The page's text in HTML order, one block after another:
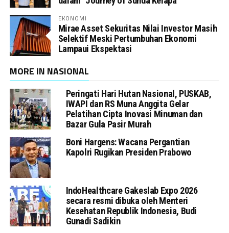
EKONOMI
Mirae Asset Sekuritas Nilai Investor Masih
Selektif Meski Pertumbuhan Ekonomi
Lampaui Ekspektasi
MORE IN NASIONAL
Peringati Hari Hutan Nasional, PUSKAB,
IWAPI dan RS Muna Anggita Gelar
Pelatihan Cipta Inovasi Minuman dan
Bazar Gula Pasir Murah
Boni Hargens: Wacana Pergantian
Kapolri Rugikan Presiden Prabowo
IndoHealthcare Gakeslab Expo 2026
secara resmi dibuka oleh Menteri
Kesehatan Republik Indonesia, Budi
Gunadi Sadikin